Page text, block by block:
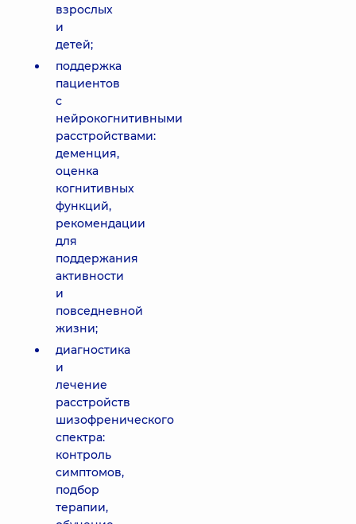
взрослых
и
детей;
поддержка
пациентов
с
нейрокогнитивными
расстройствами:
деменция,
оценка
когнитивных
функций,
рекомендации
для
поддержания
активности
и
повседневной
жизни;
диагностика
и
лечение
расстройств
шизофренического
спектра:
контроль
симптомов,
подбор
терапии,